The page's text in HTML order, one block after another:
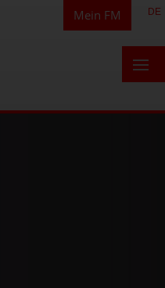
DE
Mein FM